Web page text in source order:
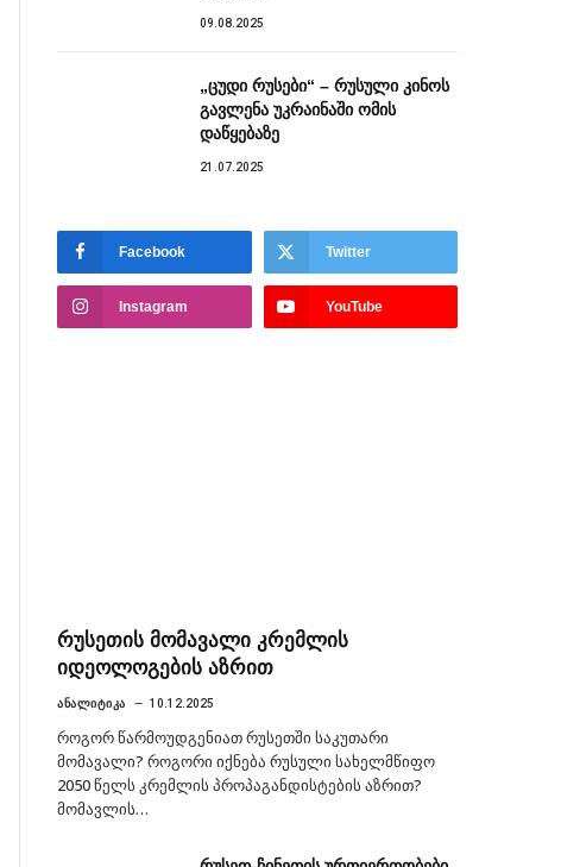
09.08.2025
„ცუდი რუსები“ – რუსული კინოს
გავლენა უკრაინაში ომის
დაწყებაზე
21.07.2025
Facebook Twitter
Instagram YouTube
რუსეთის მომავალი კრემლის
იდეოლოგების აზრით
ᲐᲜᲐᲚᲘᲢᲘᲙᲐ 10.12.2025
როგორ წარმოუდგენიათ რუსეთში საკუთარი
მომავალი? როგორი იქნება რუსული სახელმწიფო
2050 წელს კრემლის პროპაგანდისტების აზრით?
მომავლის…